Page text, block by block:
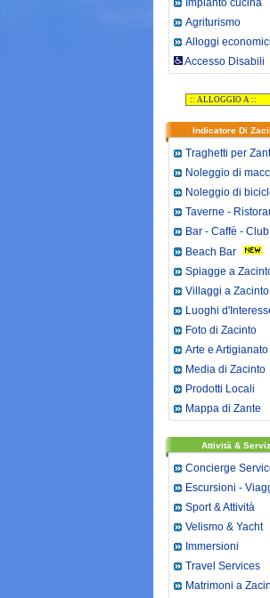
Impianto cucina
Agriturismo
Alloggi economici
Accesso Disabili
Indicatore Di
Traghetti per
Noleggio di
Noleggio di
Taverne -
Bar - Caffè - Club
Beach Bar
Spiagge a
Villaggi a Zacinto
Luoghi
Foto di Zacinto
Arte e Artigianato
Media di Zacinto
Prodotti Locali
Mappa di Zante
Attività &
Concierge
Escursioni -
Sport & Attività
Velismo & Yacht
Immersioni
Travel Services
Matrimoni a